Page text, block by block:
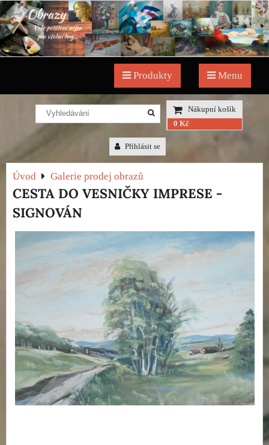
Produkty Menu
Nákupní košík
0 Kč
Přihlásit se
Úvod Galerie prodej obrazů
CESTA DO VESNIČKY IMPRESE -
SIGNOVÁN